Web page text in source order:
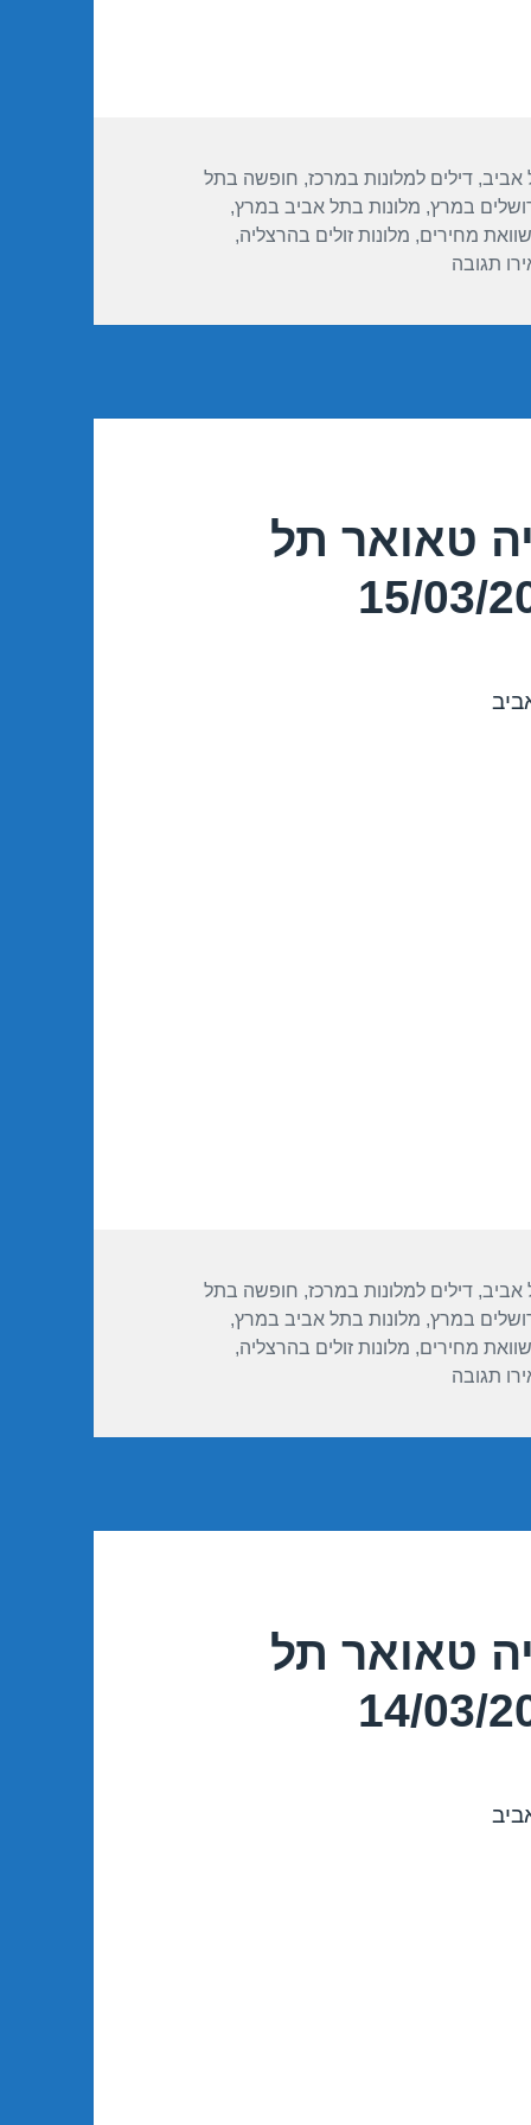
אביב,דילים למלונות במרכז, חופשה בתל
במרץ, מלונות בתל אביב במרץ,
מחירים, מלונות זולים בהרצליה,
תגובה
טאואר תל
אביב,דילים למלונות במרכז, חופשה בתל
במרץ, מלונות בתל אביב במרץ,
מחירים, מלונות זולים בהרצליה,
תגובה
טאואר תל